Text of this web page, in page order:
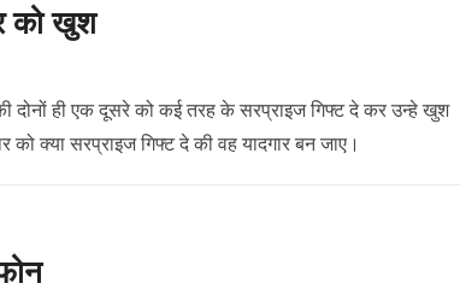
को खुश
दोनों ही एक दूसरे को कई तरह के सरप्राइज गिफ्ट दे कर उन्हे खुश
क्या सरप्राइज गिफ्ट दे की वह यादगार बन जाए।